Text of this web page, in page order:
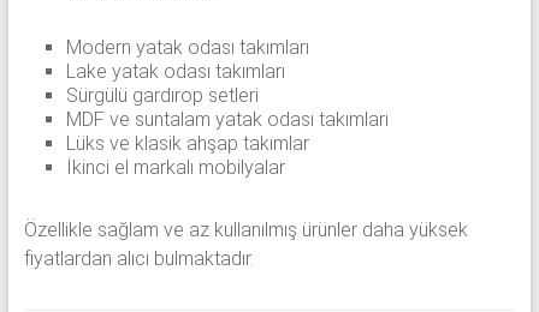
Modern yatak odası takımları
Lake yatak odası takımları
Sürgülü gardırop setleri
MDF ve suntalam yatak odası takımları
Lüks ve klasik ahşap takımlar
İkinci el markalı mobilyalar
Özellikle sağlam ve az kullanılmış ürünler daha yüksek
fiyatlardan alıcı bulmaktadır.